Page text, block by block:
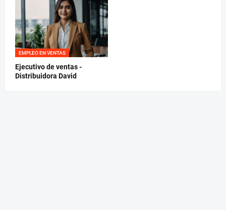
EMPLEO EN VENTAS
Ejecutivo de ventas -
Distribuidora David